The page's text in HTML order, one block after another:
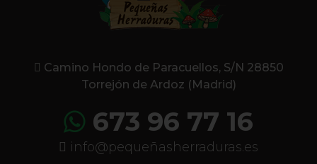
Camino Hondo de Paracuellos, S/N 28850
Torrejón de Ardoz (Madrid)
673 96 77 16
info@pequeñasherraduras.es